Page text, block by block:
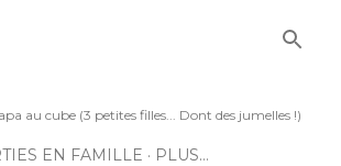
au cube (3 petites filles... Dont des jumelles !)
EN FAMILLE PLUS…